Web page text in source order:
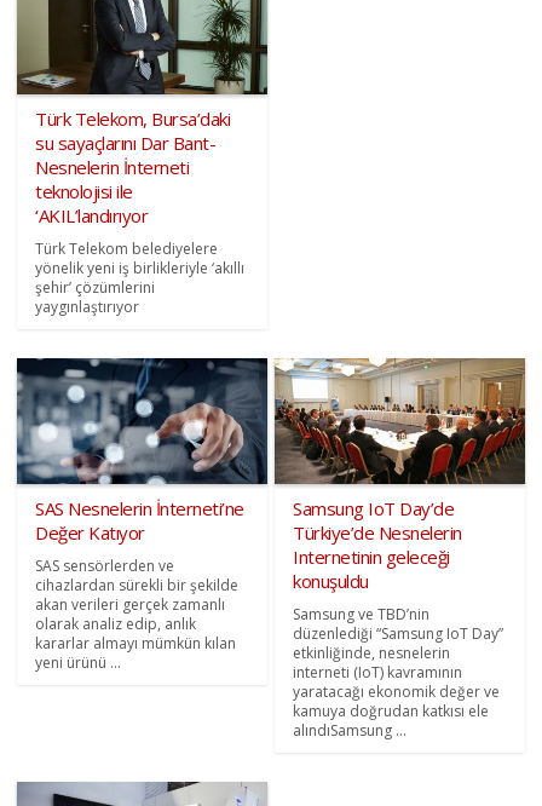
Türk Telekom, Bursa’daki
su sayaçlarını Dar Bant-
Nesnelerin İnterneti
teknolojisi ile
‘AKIL’landırıyor
Türk Telekom belediyelere
yönelik yeni iş birlikleriyle ‘akıllı
şehir’ çözümlerini
yaygınlaştırıyor
SAS Nesnelerin İnterneti’ne
Değer Katıyor
SAS sensörlerden ve
cihazlardan sürekli bir şekilde
akan verileri gerçek zamanlı
olarak analiz edip, anlık
kararlar almayı mümkün kılan
yeni ürünü ...
Samsung IoT Day’de
Türkiye’de Nesnelerin
Internetinin geleceği
konuşuldu
Samsung ve TBD’nin
düzenlediği “Samsung IoT Day”
etkinliğinde, nesnelerin
interneti (IoT) kavramının
yaratacağı ekonomik değer ve
kamuya doğrudan katkısı ele
alındıSamsung ...